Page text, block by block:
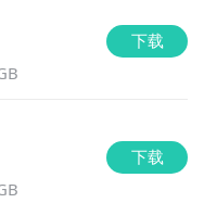
下载
下载